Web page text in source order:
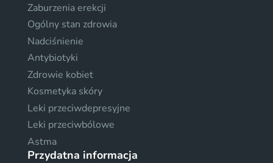
Zaburzenia erekcji
Ogólny stan zdrowia
Nadciśnienie
Antybiotyki
Zdrowie kobiet
Kosmetyka skóry
Leki przeciwdepresyjne
Leki przeciwbólowe
Astma
Przydatna informacja